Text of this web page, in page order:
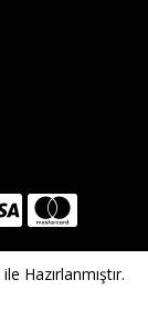
ile Hazırlanmıştır.